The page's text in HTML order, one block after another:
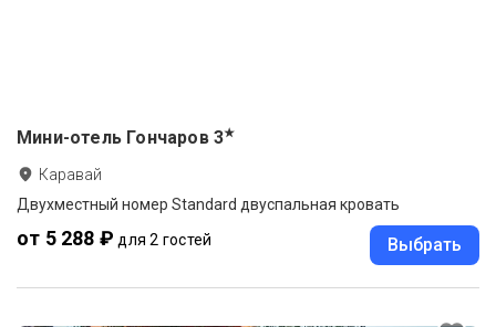
Мини-отель Гончаров 3★
Каравай
Двухместный номер Standard двуспальная кровать
от 5 288 ₽ для 2 гостей Выбрать